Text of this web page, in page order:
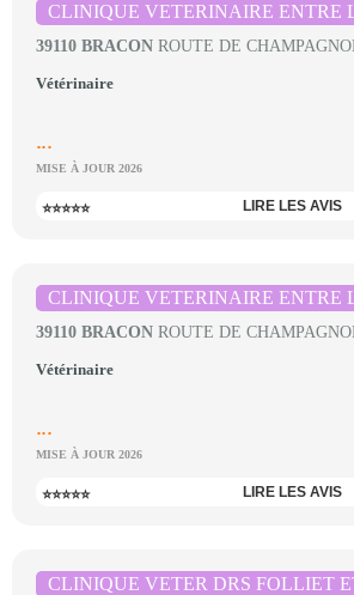
CLINIQUE VETERINAIRE ENTRE
39110 BRACON ROUTE DE
Vétérinaire
...
MISE À JOUR 2026
⭐⭐⭐⭐⭐ LIRE LES AVIS
CLINIQUE VETERINAIRE ENTRE
39110 BRACON ROUTE DE
Vétérinaire
...
MISE À JOUR 2026
⭐⭐⭐⭐⭐ LIRE LES AVIS
CLINIQUE VETER DRS FOLLIET